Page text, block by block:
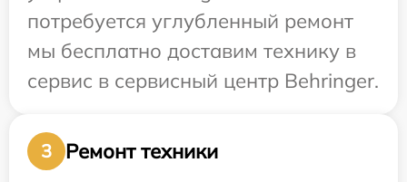
потребуется углубленный ремонт
мы бесплатно доставим технику в
сервис в сервисный центр Behringer.
3
Ремонт техники